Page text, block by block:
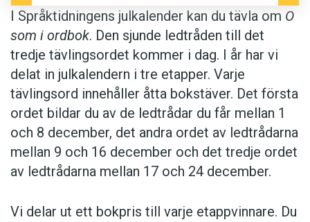
I Språktidningens julkalender kan du tävla om O
som i ordbok. Den sjunde ledtråden till det
tredje tävlingsordet kommer i dag. I år har vi
delat in julkalendern i tre etapper. Varje
tävlingsord innehåller åtta bokstäver. Det första
ordet bildar du av de ledtrådar du får mellan 1
och 8 december, det andra ordet av ledtrådarna
mellan 9 och 16 december och det tredje ordet
av ledtrådarna mellan 17 och 24 december.
Vi delar ut ett bokpris till varje etappvinnare. Du